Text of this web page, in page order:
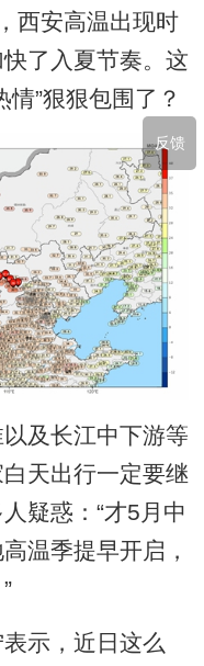
西安高温出现时
了入夏节奏。这
情”狠狠包围了？
及长江中下游等
天出行一定要继
疑惑：“才5月中
温季提早开启，
示，近日这么
反馈